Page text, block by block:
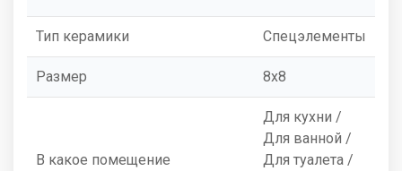
Тип керамики Спецэлементы
Размер 8x8
В какое помещение
Для кухни /
Для ванной /
Для туалета /